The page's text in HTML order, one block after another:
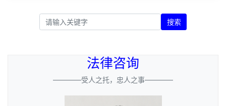
搜索
法律咨询
————受人之托，忠人之事————